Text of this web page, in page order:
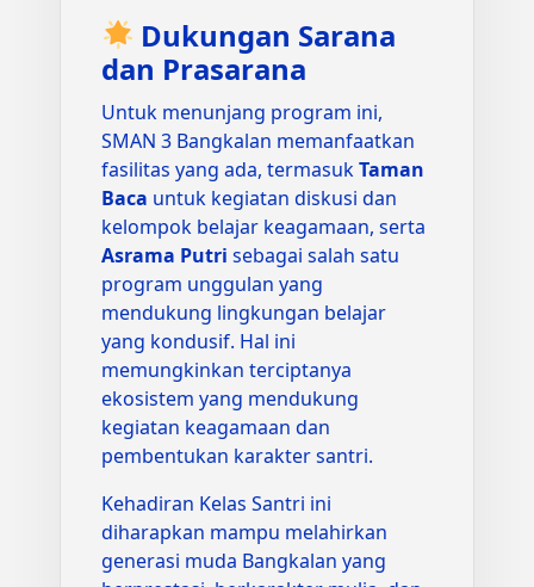
Dukungan Sarana
dan Prasarana
Untuk menunjang program ini,
SMAN 3 Bangkalan memanfaatkan
fasilitas yang ada, termasukTaman
Baca untuk kegiatan diskusi dan
kelompok belajar keagamaan, serta
Asrama Putri sebagai salah satu
program unggulan yang
mendukung lingkungan belajar
yang kondusif. Hal ini
memungkinkan terciptanya
ekosistem yang mendukung
kegiatan keagamaan dan
pembentukan karakter santri.
Kehadiran Kelas Santri ini
diharapkan mampu melahirkan
generasi muda Bangkalan yang